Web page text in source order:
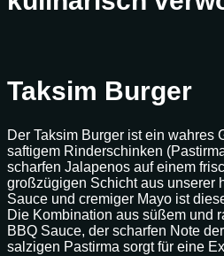
Taksim Burger
Der Taksim Burger ist ein wahres
saftigem Rinderschinken
scharfen Jalapenos auf einem
großzügigen Schicht aus unserer
Sauce und cremiger Mayo ist
Die Kombination aus süßem und
BBQ Sauce, der scharfen Note
salzigen Pastirma sorgt für eine